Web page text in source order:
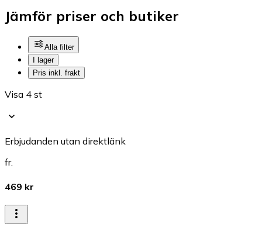
Jämför priser och butiker
Alla filter
I lager
Pris inkl. frakt
Visa 4 st
Erbjudanden utan direktlänk
fr.
469 kr